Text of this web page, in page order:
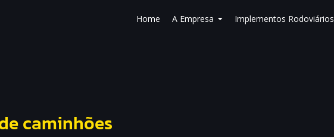
Home A Empresa Implementos Rodoviários
caminhões